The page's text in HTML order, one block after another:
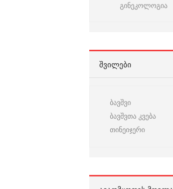
გინეკოლოგია
ᲨᲕᲘᲚᲔᲑᲘ
ბავშვი
ბავშვთა კვება
თინეიჯერი